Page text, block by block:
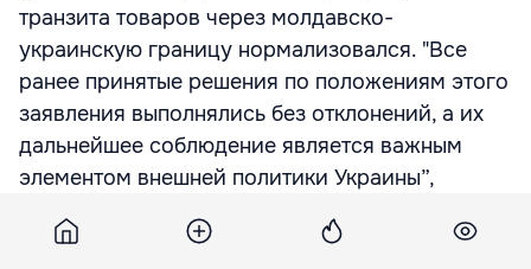
транзита товаров через молдавско-
украинскую границу нормализовался. "Все
ранее принятые решения по положениям этого
заявления выполнялись без отклонений, а их
дальнейшее соблюдение является важным
элементом внешней политики Украины”,